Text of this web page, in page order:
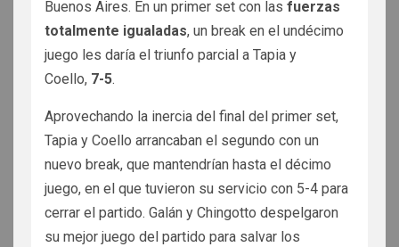
Buenos Aires. En un primer set con las fuerzas
totalmente igualadas, un break en el undécimo
juego les daría el triunfo parcial a Tapia y
Coello, 7-5.
Aprovechando la inercia del final del primer set,
Tapia y Coello arrancaban el segundo con un
nuevo break, que mantendrían hasta el décimo
juego, en el que tuvieron su servicio con 5-4 para
cerrar el partido. Galán y Chingotto despelgaron
su mejor juego del partido para salvar los